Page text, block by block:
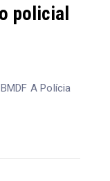
policial
A Polícia